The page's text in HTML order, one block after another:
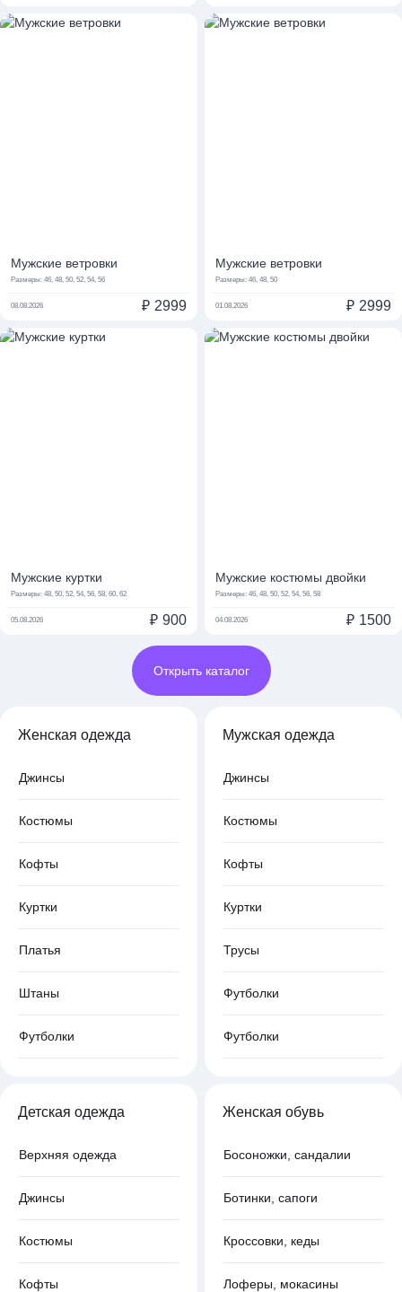
Мужские ветровки
Размеры: 46, 48, 50, 52, 54, 56
08.08.2026 ₽ 2999
Мужские ветровки
Размеры: 46, 48, 50
01.08.2026 ₽ 2999
Мужские куртки
Размеры: 48, 50, 52, 54, 56, 58, 60, 62
05.08.2026 ₽ 900
Мужские костюмы двойки
Размеры: 46, 48, 50, 52, 54, 56, 58
04.08.2026 ₽ 1500
Открыть каталог
Женская одежда
Джинсы
Костюмы
Кофты
Куртки
Платья
Штаны
Футболки
Мужская одежда
Джинсы
Костюмы
Кофты
Куртки
Трусы
Футболки
Футболки
Детская одежда
Верхняя одежда
Джинсы
Костюмы
Кофты
Женская обувь
Босоножки, сандалии
Ботинки, сапоги
Кроссовки, кеды
Лоферы, мокасины